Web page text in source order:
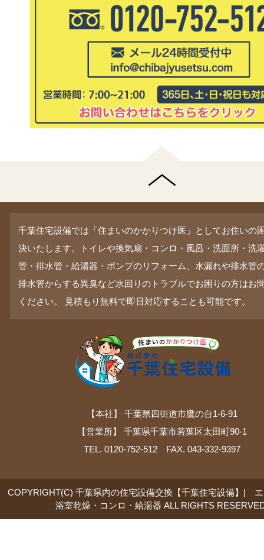
千葉住宅設備では「住まいのかかりつけ医」としてお住いの
決いたします。トイレや換気扇・コンロ・風呂・洗面所・洗
管・排水管・給湯器・ポンプのリフォーム、水漏れや排水管
排水管からする異臭など水回りのトラブルでお困りの方はお
ください。 見積もり無料で即日対応することも可能です。
【本社】 千葉県四街道市鷹の台1-6-91
【営業所】 千葉県千葉市若葉区太田町90-1
TEL. 0120-752-512 FAX. 043-332-9397
COPYRIGHT(C) 千葉県内の住宅設備交換【千葉住宅設備】|
浴室乾燥・コンロ・給湯器 ALL RIGHTS